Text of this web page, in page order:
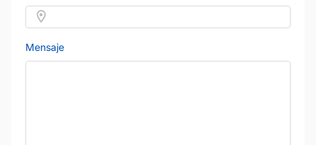
Mensaje